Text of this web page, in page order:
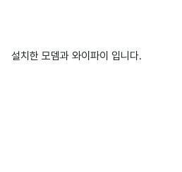
설치한 모뎀과 와이파이 입니다.